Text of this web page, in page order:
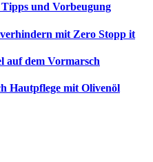
und Vorbeugung
mit Zero Stopp it
auf dem Vormarsch
Hautpflege mit Olivenöl